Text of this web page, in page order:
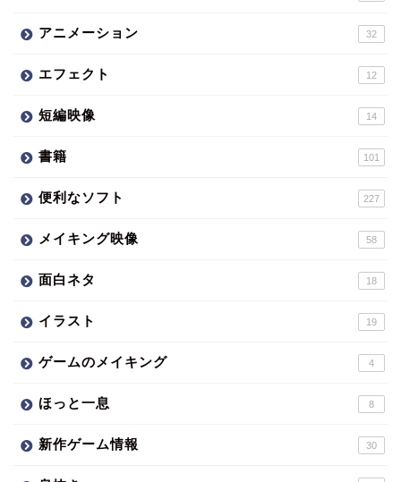
アニメーション 32
エフェクト 12
短編映像 14
書籍 101
便利なソフト 227
メイキング映像 58
面白ネタ 18
イラスト 19
ゲームのメイキング 4
ほっと一息 8
新作ゲーム情報 30